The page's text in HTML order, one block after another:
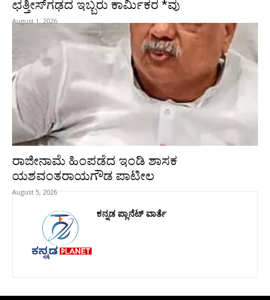
ಛತ್ತೀಸ್‌ಗಢದ ಇಬ್ಬರು ಕಾರ್ಮಿಕರ *ವು
August 1, 2026
ರಾಜೀನಾಮೆ ಹಿಂಪಡೆದ ಇಂಡಿ ಶಾಸಕ
ಯಶವಂತರಾಯಗೌಡ ಪಾಟೀಲ
August 5, 2026
ಕನ್ನಡ ಪ್ಲಾನೆಟ್ ವಾರ್ತೆ